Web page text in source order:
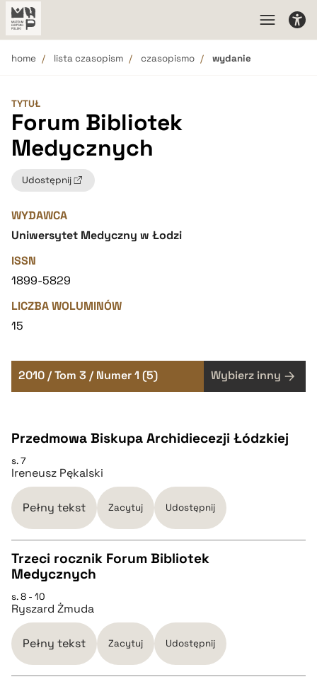
home lista czasopism czasopismo wydanie
TYTUŁ
Forum Bibliotek
Medycznych
Udostępnij
WYDAWCA
Uniwersytet Medyczny w Łodzi
ISSN
1899-5829
LICZBA WOLUMINÓW
15
2010 / Tom 3 / Numer 1 (5) Wybierz inny
Przedmowa Biskupa Archidiecezji Łódzkiej
s. 7
Ireneusz Pękalski
Pełny tekst Zacytuj Udostępnij
CZYSTY TEKST
pobierz cytat
BIBTEX
Trzeci rocznik Forum Bibliotek
Medycznych
s. 8 - 10
Ryszard Żmuda
Pełny tekst Zacytuj Udostępnij